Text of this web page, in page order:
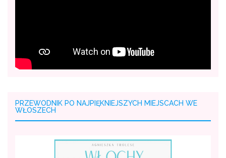
PRZEWODNIK PO NAJPIĘKNIEJSZYCH MIEJSCACH WE
WŁOSZECH